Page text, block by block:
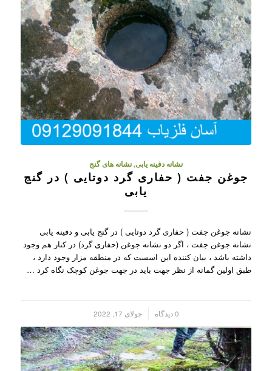
نشانه دفینه یابی,نشانه های گنج
جوغن جفت ( حفاری گرد دوتایی ) در گنج
یابی
نشانه جوغن جفت ( حفاری گرد دوتایی ) در گنج یابی و دفینه یابی
نشانه جوغن جفت ، اگر دو نشانه جوغن (حفاری گرد) در کنار هم وجود
داشته باشد ، بیان کننده این اسست که در منطقه مزار وجود دارد ،
طبق اولین گمانه از نظر جهت باید در جهت جوغن کوچک نگاه کرد …
0 دیدگاه جولای 17, 2022